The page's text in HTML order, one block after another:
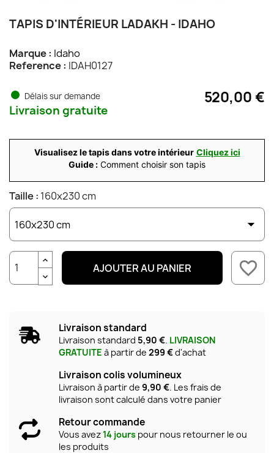
TAPIS D'INTÉRIEUR LADAKH - IDAHO
Marque : Idaho
Reference : IDAH0127
Délais sur demande 520,00 €
Livraison gratuite
Visualisez le tapis dans votre intérieur Cliquez ici
Guide : Comment choisir son tapis
Taille : 160x230 cm
AJOUTER AU PANIER favorite_border
Livraison standard
Livraison standard 5,90 €. LIVRAISON
GRATUITE à partir de 299 €d'achat
Livraison colis volumineux
Livraison à partir de 9,90 €. Les frais de
livraison sont calculé dans votre panier
Retour commande
Vous avez14 jours pour nous retourner le ou
les produits